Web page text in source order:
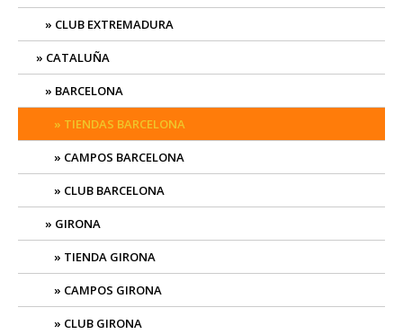
CLUB EXTREMADURA
CATALUÑA
BARCELONA
TIENDAS BARCELONA
CAMPOS BARCELONA
CLUB BARCELONA
GIRONA
TIENDA GIRONA
CAMPOS GIRONA
CLUB GIRONA